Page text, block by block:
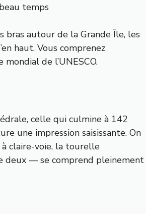
temps
bras autour de la Grande Île, les
haut. Vous comprenez
de l’UNESCO.
celle qui culmine à 142
une impression saisissante. On
claire-voie, la tourelle
deux — se comprend pleinement